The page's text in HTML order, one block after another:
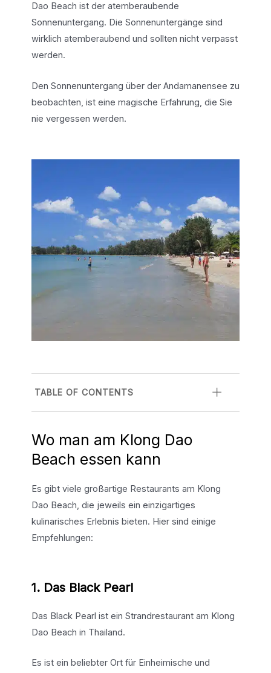
Dao Beach ist der atemberaubende
Sonnenuntergang. Die Sonnenuntergänge sind
wirklich atemberaubend und sollten nicht verpasst
werden.
Den Sonnenuntergang über der Andamanensee zu
beobachten, ist eine magische Erfahrung, die Sie
nie vergessen werden.
TABLE OF CONTENTS
Wo man am Klong Dao
Beach essen kann
Es gibt viele großartige Restaurants am Klong
Dao Beach, die jeweils ein einzigartiges
kulinarisches Erlebnis bieten. Hier sind einige
Empfehlungen:
1. Das Black Pearl
Das Black Pearl ist ein Strandrestaurant am Klong
Dao Beach in Thailand.
Es ist ein beliebter Ort für Einheimische und